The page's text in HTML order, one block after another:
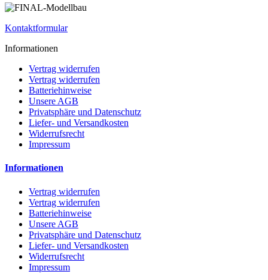
Kontaktformular
Informationen
Vertrag widerrufen
Vertrag widerrufen
Batteriehinweise
Unsere AGB
Privatsphäre und Datenschutz
Liefer- und Versandkosten
Widerrufsrecht
Impressum
Informationen
Vertrag widerrufen
Vertrag widerrufen
Batteriehinweise
Unsere AGB
Privatsphäre und Datenschutz
Liefer- und Versandkosten
Widerrufsrecht
Impressum